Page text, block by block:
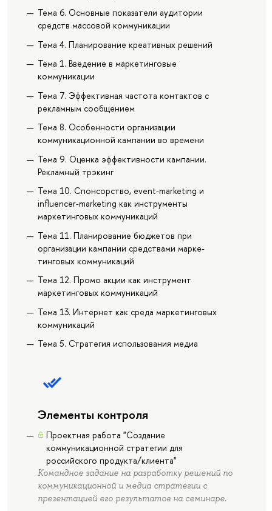
Тема 6. Основные показатели аудитории
средств массовой коммуникации
Тема 4. Планирование креативных решений
Тема 1. Введение в маркетинговые
коммуникации
Тема 7. Эффективная частота контактов с
рекламным сообщением
Тема 8. Особенности организации
коммуникационной кампании во времени
Тема 9. Оценка эффективности кампании.
Рекламный трэкинг
Тема 10. Спонсорство, event-marketing и
influencer-marketing как инструменты
маркетинговых коммуникаций
Тема 11. Планирование бюджетов при
организации кампании средствами марке-
тинговых коммуникаций
Тема 12. Промо акции как инструмент
маркетинговых коммуникаций
Тема 13. Интернет как среда маркетинговых
коммуникаций
Тема 5. Стратегия использования медиа
Элементы контроля
Проектная работа "Создание
коммуникационной стратегии для
российского продукта/клиента"
Командное задание на разработку решений по
коммуникационной и медиа стратегии с
презентацией его результатов на семинаре.